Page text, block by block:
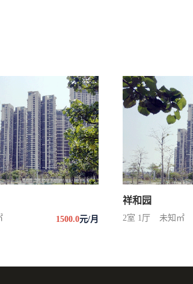
1500.0元/月
祥和园
2室 1厅 未知㎡